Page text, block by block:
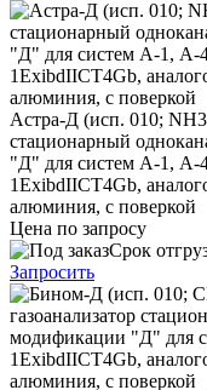
Астра-Д (исп. 010;
стационарный
"Д" для систем А-1,
1ExibdIICT4Gb,
алюминия, с поверкой
Цена по запросу
Срок
Запросить